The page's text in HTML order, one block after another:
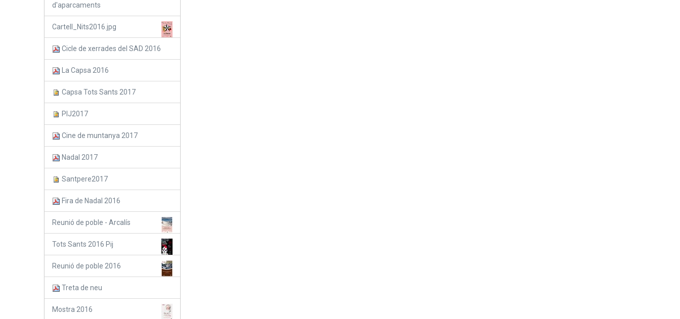
d'aparcaments
Cartell_Nits2016.jpg
Cicle de xerrades del SAD 2016
La Capsa 2016
Capsa Tots Sants 2017
PIJ2017
Cine de muntanya 2017
Nadal 2017
Santpere2017
Fira de Nadal 2016
Reunió de poble - Arcalís
Tots Sants 2016 Pij
Reunió de poble 2016
Treta de neu
Mostra 2016